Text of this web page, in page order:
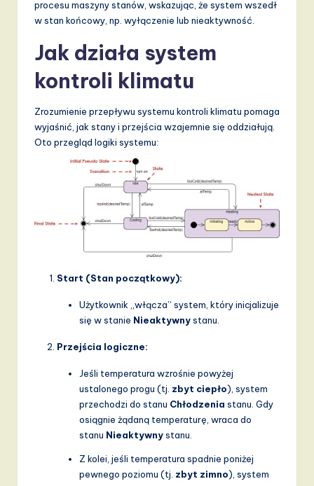
procesu maszyny stanów, wskazując, że system wszedł
w stan końcowy, np. wyłączenie lub nieaktywność.
Jak działa system
kontroli klimatu
Zrozumienie przepływu systemu kontroli klimatu pomaga
wyjaśnić, jak stany i przejścia wzajemnie się oddziałują.
Oto przegląd logiki systemu:
Start (Stan początkowy):
Użytkownik „włącza” system, który inicjalizuje
się w stanie Nieaktywnystanu.
Przejścia logiczne:
Jeśli temperatura wzrośnie powyżej
ustalonego progu (tj. zbyt ciepło), system
przechodzi do stanu Chłodzenia stanu. Gdy
osiągnie żądaną temperaturę, wraca do
stanu Nieaktywnystanu.
Z kolei, jeśli temperatura spadnie poniżej
pewnego poziomu (tj. zbyt zimno), system